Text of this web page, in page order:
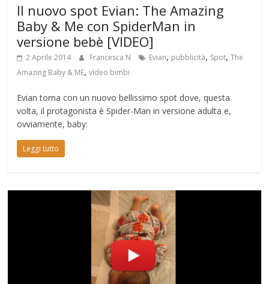
Il nuovo spot Evian: The Amazing
Baby & Me con SpiderMan in
versione bebè [VIDEO]
2 Aprile 2014 Francesca N Evian, pubblicità, Spot,The
Amazing Baby & ME,video bimbi
Evian torna con un nuovo bellissimo spot dove, questa
volta, il protagonista è Spider-Man in versione adulta e,
ovviamente, baby:
Leggi tutto